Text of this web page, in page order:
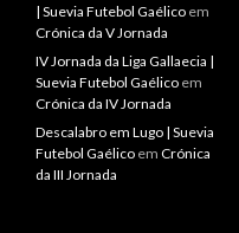
| Suevia Futebol Gaélico em
Crónica da V Jornada
IV Jornada da Liga Gallaecia |
Suevia Futebol Gaélico em
Crónica da IV Jornada
Descalabro em Lugo | Suevia
Futebol Gaélico em Crónica
da III Jornada